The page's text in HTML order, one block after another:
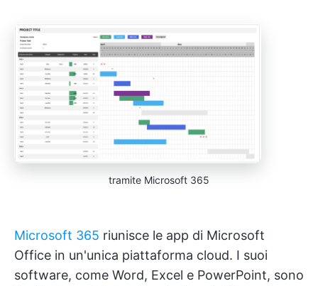
tramite Microsoft 365
Microsoft 365 riunisce le app di Microsoft
Office in un'unica piattaforma cloud. I suoi
software, come Word, Excel e PowerPoint, sono